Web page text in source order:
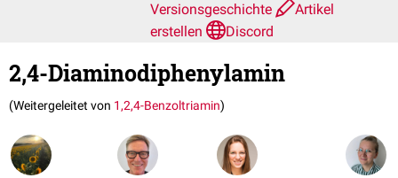
Versionsgeschichte
Artikel
erstellen
Discord
2,4-Diaminodiphenylamin
(Weitergeleitet von 1,2,4-Benzoltriamin)